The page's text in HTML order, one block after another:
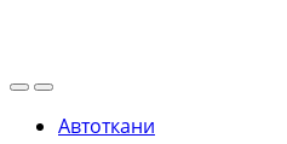
Автоткани